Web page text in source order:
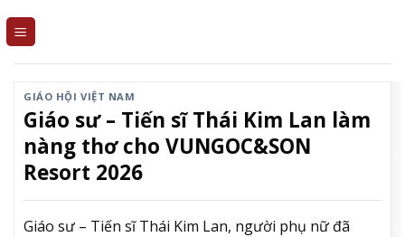
GIÁO HỘI VIỆT NAM
Giáo sư – Tiến sĩ Thái Kim Lan làm
nàng thơ cho VUNGOC&SON
Resort 2026
Giáo sư – Tiến sĩ Thái Kim Lan, người phụ nữ đã